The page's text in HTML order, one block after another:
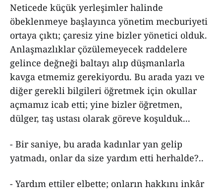
Neticede küçük yerleşimler halinde
öbeklenmeye başlayınca yönetim mecburiyeti
ortaya çıktı; çaresiz yine bizler yönetici olduk.
Anlaşmazlıklar çözülemeyecek raddelere
gelince değneği baltayı alıp düşmanlarla
kavga etmemiz gerekiyordu. Bu arada yazı ve
diğer gerekli bilgileri öğretmek için okullar
açmamız icab etti; yine bizler öğretmen,
dülger, taş ustası olarak göreve koşulduk...
- Bir saniye, bu arada kadınlar yan gelip
yatmadı, onlar da size yardım etti herhalde?..
- Yardım ettiler elbette; onların hakkını inkâr